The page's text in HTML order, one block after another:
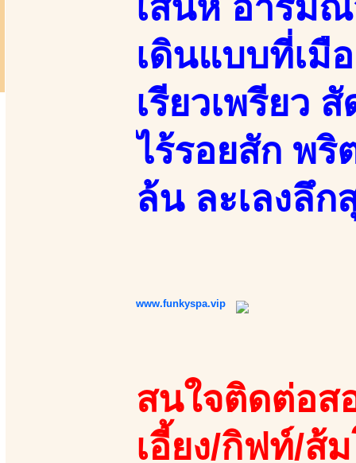
เดินแบบที่เมื
เรียวเพรียว
ไร้รอยสัก พริ
ล้น ละเลงลึ
www.funkyspa.vip
สนใจติดต่อส
เอี้ยง/กิฟท์/ส้